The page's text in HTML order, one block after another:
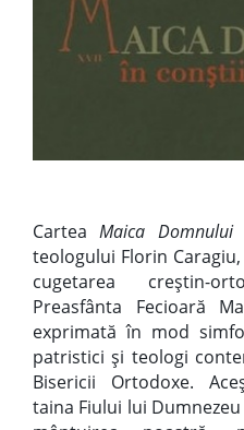
CarteaMaica
teologului Florin
cugetarea creștin-
Preasfânta Fecioară
exprimată în mod
patristici și teologi
Bisericii Ortodoxe.
taina Fiului lui